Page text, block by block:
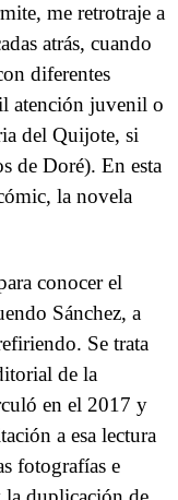
me retrotraje a
atrás, cuando
diferentes
atención juvenil o
del Quijote, si
de Doré). En esta
la novela
conocer el
Sánchez, a
Se trata
de la
en el 2017 y
a esa lectura
fotografías e